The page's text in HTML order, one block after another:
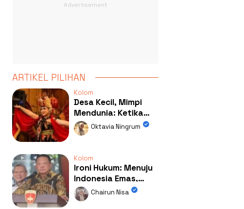
ARTIKEL PILIHAN
Kolom
Desa Kecil, Mimpi
Mendunia: Ketika
Kolaborasi
Mengubah Wajah
Oktavia Ningrum
Kolom
Ironi Hukum: Menuju
Indonesia Emas,
Ternyata Emasnya
Ada di Rumah Febrie!
Chairun Nisa